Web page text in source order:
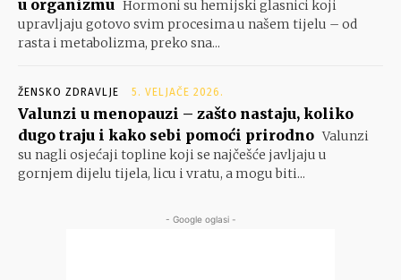
u organizmu Hormoni su hemijski glasnici koji
upravljaju gotovo svim procesima u našem tijelu – od
rasta i metabolizma, preko sna...
ŽENSKO ZDRAVLJE 5. VELJAČE 2026.
Valunzi u menopauzi – zašto nastaju, koliko
dugo traju i kako sebi pomoći prirodno Valunzi
su nagli osjećaji topline koji se najčešće javljaju u
gornjem dijelu tijela, licu i vratu, a mogu biti...
- Google oglasi -